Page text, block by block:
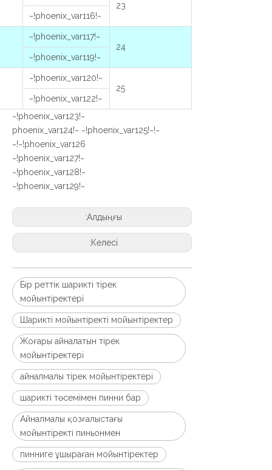
23
~!phoenix_var116!~
24
~!phoenix_var117!~
~!phoenix_var119!~
25
~!phoenix_var120!~
~!phoenix_var122!~
~!phoenix_var123!~
~!phoenix_var124!~ ~!phoenix_var125!~
~!phoenix_var126!~
~!phoenix_var127!~
~!phoenix_var128!~
~!phoenix_var129!~
Алдыңғы:
Келесі:
Бір реттік шарикті тірек
мойынтіректері
Шарикті мойынтіректі мойынтіректер
Жоғары айналатын тірек
мойынтіректері
айналмалы тірек мойынтіректері
шарикті төсемімен пинни бар
Айналмалы қозғалыстағы
мойынтіректі пиньонмен
пинниге ұшыраған мойынтіректер